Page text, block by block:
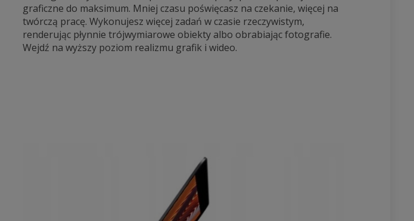
graficzne do maksimum. Mniej czasu poświęcasz na czekanie, więcej na
twórczą pracę. Wykonujesz więcej zadań w czasie rzeczywistym,
renderując płynnie trójwymiarowe obiekty albo obrabiając fotografie.
Wejdź na wyższy poziom realizmu grafik i wideo.